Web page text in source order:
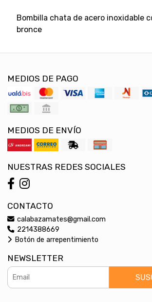
Bombilla chata de acero inoxidable
bronce
MEDIOS DE PAGO
MEDIOS DE ENVÍO
NUESTRAS REDES SOCIALES
CONTACTO
calabazamates@gmail.com
2214388669
Botón de arrepentimiento
NEWSLETTER